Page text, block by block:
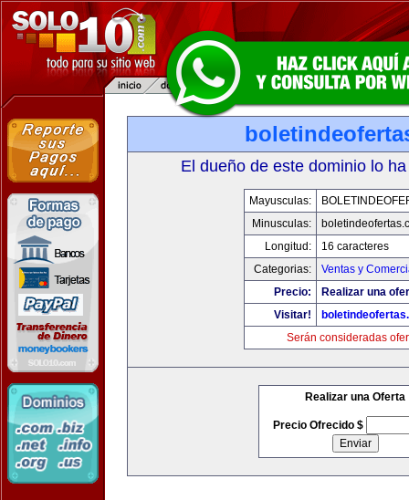
El dueño de este dominio lo
Mayusculas:
Minusculas:
Longitud:
16 caracteres
Categorias:
Ventas y
Precio:
Realizar una
Visitar!
Serán consideradas
Realizar una Oferta
Precio Ofrecido $